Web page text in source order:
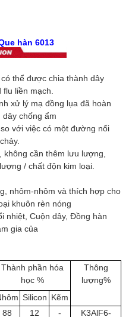
hàn 6013
thể được chia thành dây
liền mạch.
xử lý mạ đồng lụa đã hoàn
chống ẩm
với việc có một đường nối
cần thêm lưu lượng,
/ chất độn kim loại.
nhôm-nhôm và thích hợp cho
khuôn rèn nóng
nhiệt, Cuộn dây, Đồng hàn
gia của
Thành phần hóa
học %
Thông
lượng%
Silicon Kẽm
88 12 -
K3AlF6-